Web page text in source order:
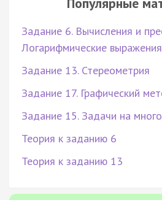
Задание 6. Вычисления и
Логарифмические выражения
Задание 13. Стереометрия
Задание 17. Графический
Задание 15. Задачи на
Теория к заданию 6
Теория к заданию 13